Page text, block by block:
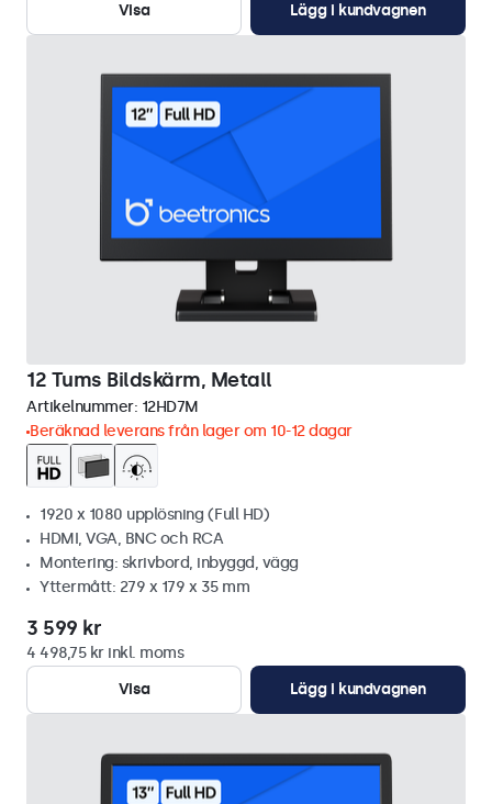
Visa
Lägg i kundvagnen
12 Tums Bildskärm, Metall
Artikelnummer: 12HD7M
Beräknad leverans från lager om 10-12 dagar
1920 x 1080 upplösning (Full HD)
HDMI, VGA, BNC och RCA
Montering: skrivbord, inbyggd, vägg
Yttermått: 279 x 179 x 35 mm
3 599 kr
4 498,75 kr inkl. moms
Visa
Lägg i kundvagnen